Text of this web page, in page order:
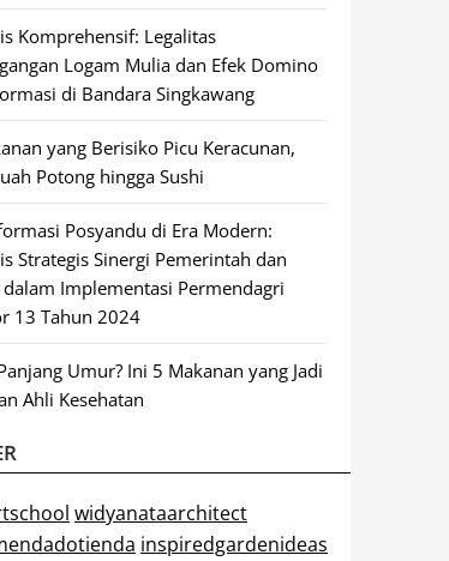
Komprehensif: Legalitas
Logam Mulia dan Efek Domino
di Bandara Singkawang
yang Berisiko Picu Keracunan,
Potong hingga Sushi
Posyandu di Era Modern:
Strategis Sinergi Pemerintah dan
dalam Implementasi Permendagri
13 Tahun 2024
Umur? Ini 5 Makanan yang Jadi
Ahli Kesehatan
widyanataarchitect
inspiredgardenideas